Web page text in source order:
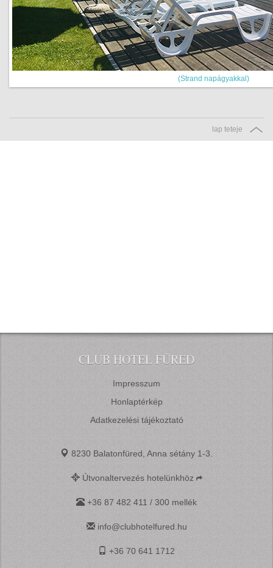
(Strand napágyakkal)
lap teteje
CLUB HOTEL FÜRED
Impresszum
Honlaptérkép
Adatkezelési tájékoztató
8230 Balatonfüred, Anna sétány 1-3.
Útvonaltervezés hotelünkhöz
+36 87 482 411 / 300 mellék
info@clubhotelfured.hu
+36 70 641 1712